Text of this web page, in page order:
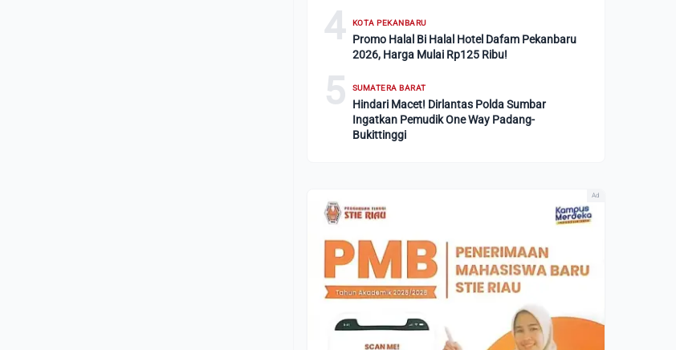
4 KOTA PEKANBARU
Promo Halal Bi Halal Hotel Dafam Pekanbaru
2026, Harga Mulai Rp125 Ribu!
5 SUMATERA BARAT
Hindari Macet! Dirlantas Polda Sumbar
Ingatkan Pemudik One Way Padang-
Bukittinggi
Ad